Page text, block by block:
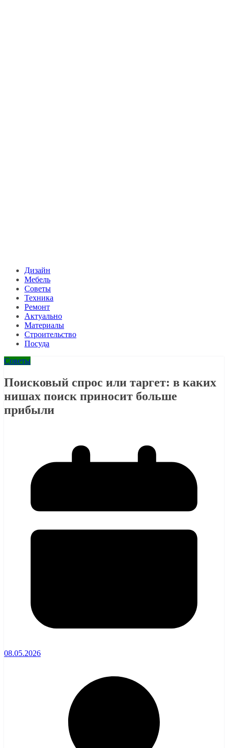
Дизайн
Мебель
Советы
Техника
Ремонт
Актуально
Материалы
Строительство
Посуда
Советы
Поисковый спрос или таргет: в каких
нишах поиск приносит больше
прибыли
08.05.2026